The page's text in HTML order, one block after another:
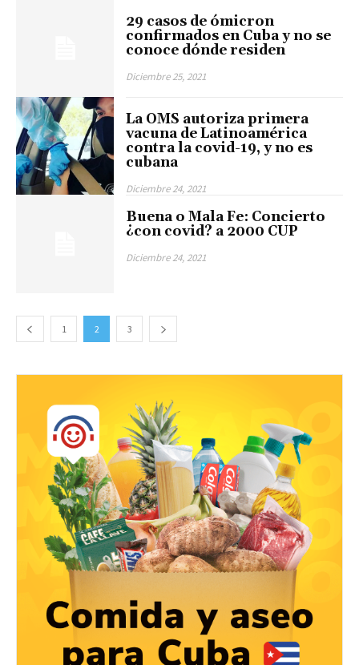
29 casos de ómicron
confirmados en Cuba y no se
conoce dónde residen
Diciembre 25, 2021
La OMS autoriza primera
vacuna de Latinoamérica
contra la covid-19, y no es
cubana
Diciembre 24, 2021
Buena o Mala Fe: Concierto
¿con covid? a 2000 CUP
Diciembre 24, 2021
1 2 3